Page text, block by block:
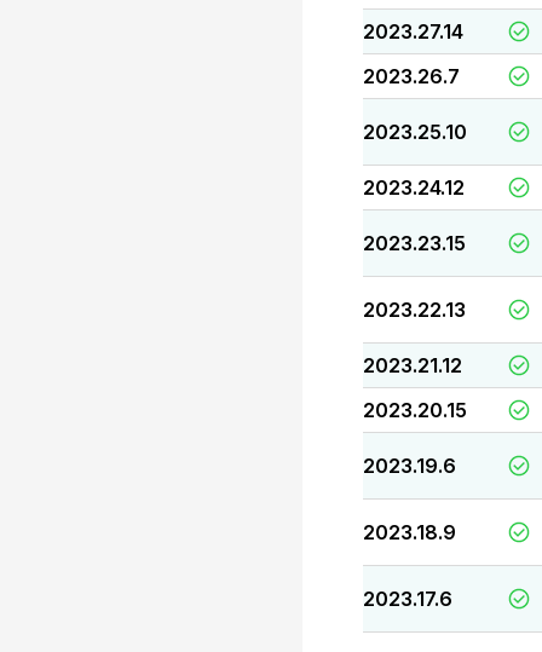
2023.27.14
2023.26.7
2023.25.10
2023.24.12
2023.23.15
2023.22.13
2023.21.12
2023.20.15
2023.19.6
2023.18.9
2023.17.6